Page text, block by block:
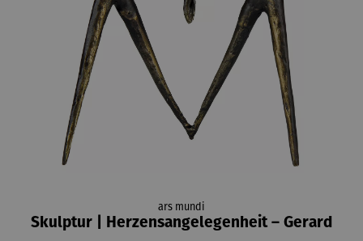
ars mundi
Skulptur | Herzensangelegenheit – Gerard